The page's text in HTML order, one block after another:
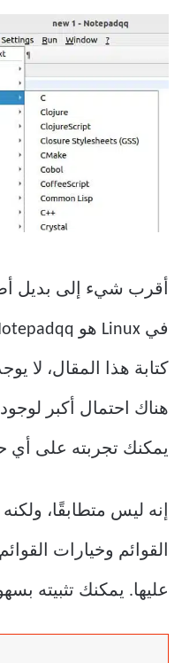
كتابة هذا المقال،
هناك احتمال أكبر
يمكنك تجربته على أي
إنه ليس متطابقًا،
القوائم وخيارات
عليها. يمكنك تثبيته